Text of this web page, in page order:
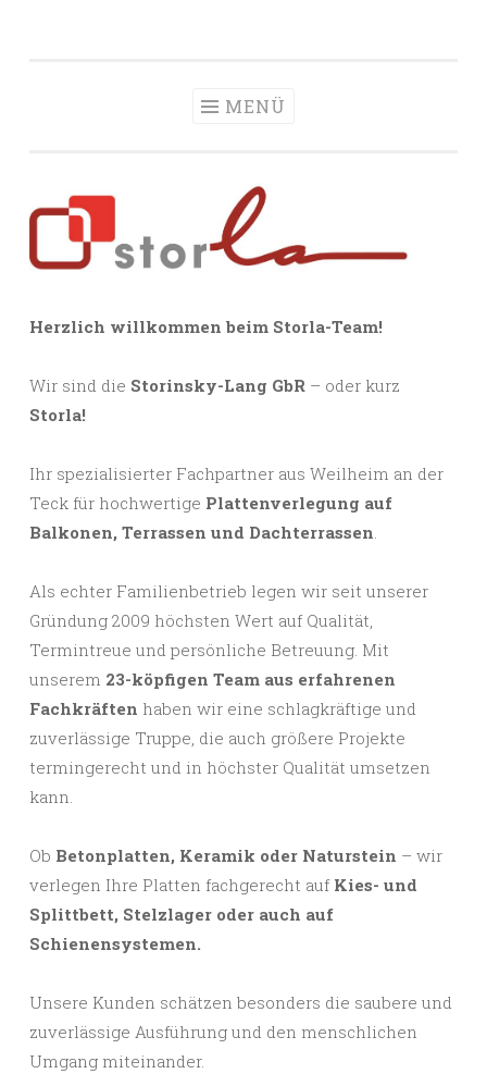
MENÜ
Herzlich willkommen beim Storla-Team!
Wir sind die Storinsky-Lang GbR – oder kurz
Storla!
Ihr spezialisierter Fachpartner aus Weilheim an der
Teck für hochwertige Plattenverlegung auf
Balkonen, Terrassen und Dachterrassen.
Als echter Familienbetrieb legen wir seit unserer
Gründung 2009 höchsten Wert auf Qualität,
Termintreue und persönliche Betreuung. Mit
unserem 23-köpfigen Team aus erfahrenen
Fachkräften haben wir eine schlagkräftige und
zuverlässige Truppe, die auch größere Projekte
termingerecht und in höchster Qualität umsetzen
kann.
Ob Betonplatten, Keramik oder Naturstein – wir
verlegen Ihre Platten fachgerecht auf Kies- und
Splittbett, Stelzlager oder auch auf
Schienensystemen.
Unsere Kunden schätzen besonders die saubere und
zuverlässige Ausführung und den menschlichen
Umgang miteinander.